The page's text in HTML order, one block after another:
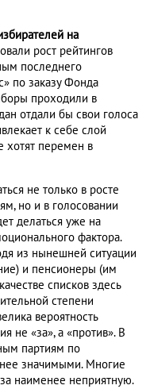
на
рост рейтингов
последнего
по заказу Фонда
проходили в
отдали бы свои голоса
к себе слой
хотят перемен в
не только в росте
но и в голосовании
делаться уже на
фактора.
из нынешней ситуации
и пенсионеры (им
списков здесь
степени
вероятность
не «за», а «против». В
партиям по
значимыми. Многие
наименее неприятную.